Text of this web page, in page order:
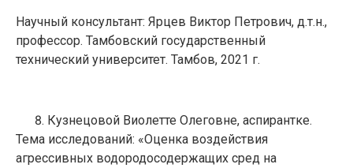
Научный консультант: Ярцев Виктор Петрович, д.т.н.,
профессор. Тамбовский государственный
технический университет. Тамбов, 2021 г.
Кузнецовой Виолетте Олеговне, аспирантке.
Тема исследований: «Оценка воздействия
агрессивных водородосодержащих сред на